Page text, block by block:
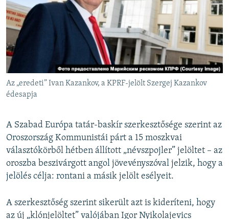
Az „eredeti” Ivan Kazankov, a KPRF-jelölt Szergej Kazankov
édesapja
A Szabad Európa tatár-baskír szerkesztősége szerint az
Oroszország Kommunistái párt a 15 moszkvai
választókörből hétben állított „névszpojler” jelöltet – az
oroszba beszivárgott angol jövevényszóval jelzik, hogy a
jelölés célja: rontani a másik jelölt esélyeit.
A szerkesztőség szerint sikerült azt is kideríteni, hogy
az új „klónjelöltet” valójában Igor Nyikolajevics